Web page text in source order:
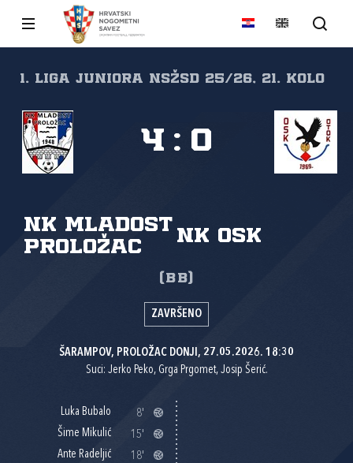
1. liga juniora NSŽSD 25/26, 21. kolo
NK Mladost
Proložac
NK OSK
4 : 0
(BB)
ZAVRŠENO
ŠARAMPOV, PROLOŽAC DONJI, 27.05.2026. 18:30
Suci: Jerko Peko, Grga Prgomet, Josip Šerić.
Luka Bubalo
8'
Šime Mikulić
15'
Ante Radeljić
18'